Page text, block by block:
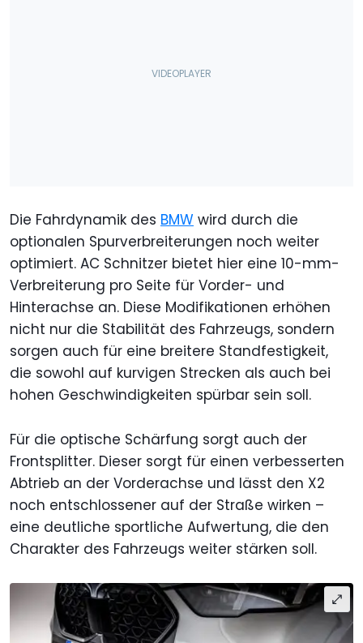
Die Fahrdynamik des BMW wird durch die
optionalen Spurverbreiterungen noch weiter
optimiert. AC Schnitzer bietet hier eine 10-mm-
Verbreiterung pro Seite für Vorder- und
Hinterachse an. Diese Modifikationen erhöhen
nicht nur die Stabilität des Fahrzeugs, sondern
sorgen auch für eine breitere Standfestigkeit,
die sowohl auf kurvigen Strecken als auch bei
hohen Geschwindigkeiten spürbar sein soll.
Für die optische Schärfung sorgt auch der
Frontsplitter. Dieser sorgt für einen verbesserten
Abtrieb an der Vorderachse und lässt den X2
noch entschlossener auf der Straße wirken –
eine deutliche sportliche Aufwertung, die den
Charakter des Fahrzeugs weiter stärken soll.